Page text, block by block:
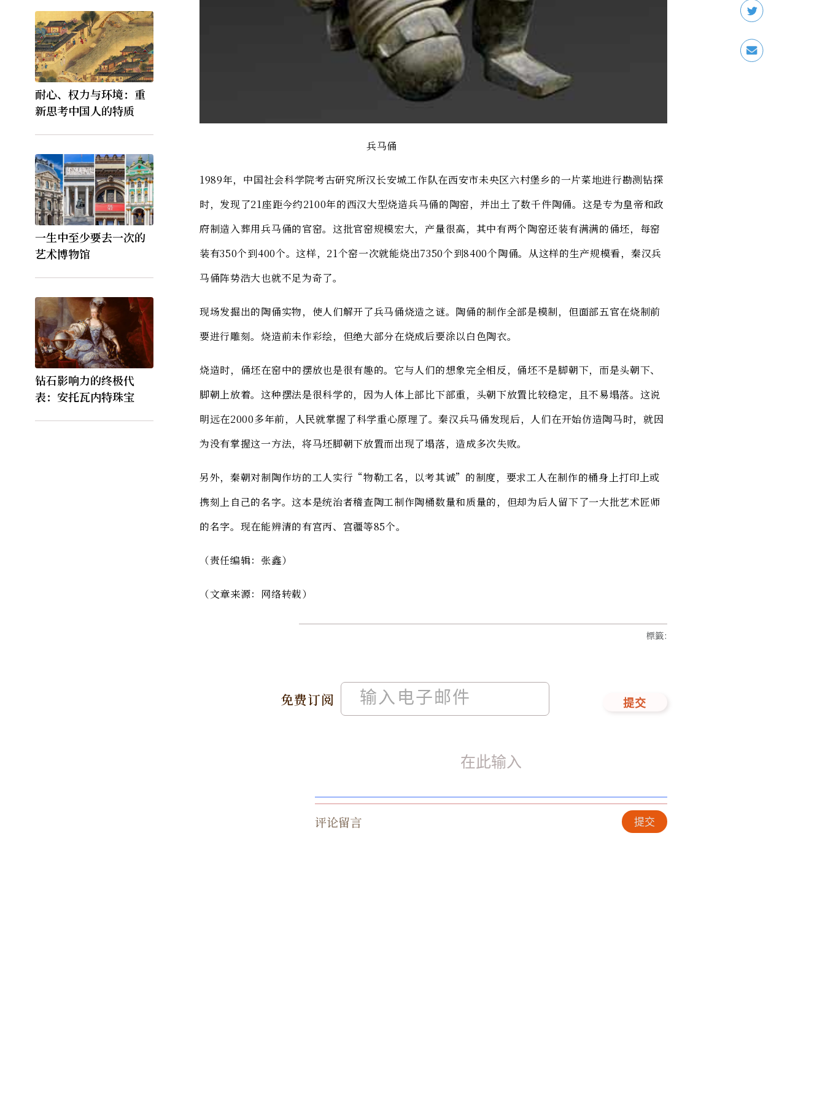
耐心、权力与环境：重
新思考中国人的特质
一生中至少要去一次的
艺术博物馆
钻石影响力的终极代
表：安托瓦内特珠宝
兵马俑
1989年，中国社会科学院考古研究所汉长安城工作队在西安市未央区六村堡乡的一片菜地进行勘测钻探
时，发现了21座距今约2100年的西汉大型烧造兵马俑的陶窑，并出土了数千件陶俑。这是专为皇帝和政
府制造入葬用兵马俑的官窑。这批官窑规模宏大，产量很高，其中有两个陶窑还装有满满的俑坯，每窑
装有350个到400个。这样，21个窑一次就能烧出7350个到8400个陶俑。从这样的生产规模看，秦汉兵
马俑阵势浩大也就不足为奇了。
现场发掘出的陶俑实物，使人们解开了兵马俑烧造之谜。陶俑的制作全部是模制，但面部五官在烧制前
要进行雕刻。烧造前未作彩绘，但绝大部分在烧成后要涂以白色陶衣。
烧造时，俑坯在窑中的摆放也是很有趣的。它与人们的想象完全相反，俑坯不是脚朝下，而是头朝下、
脚朝上放着。这种摆法是很科学的，因为人体上部比下部重，头朝下放置比较稳定，且不易塌落。这说
明远在2000多年前，人民就掌握了科学重心原理了。秦汉兵马俑发现后，人们在开始仿造陶马时，就因
为没有掌握这一方法，将马坯脚朝下放置而出现了塌落，造成多次失败。
另外，秦朝对制陶作坊的工人实行“物勒工名，以考其诚”的制度，要求工人在制作的桶身上打印上或
携刻上自己的名字。这本是统治者稽查陶工制作陶桶数量和质量的，但却为后人留下了一大批艺术匠师
的名字。现在能辨清的有宫丙、宫疆等85个。
（责任编辑：张鑫）
（文章来源：网络转载）
免费订阅 提交
標籤:
评论留言 提交